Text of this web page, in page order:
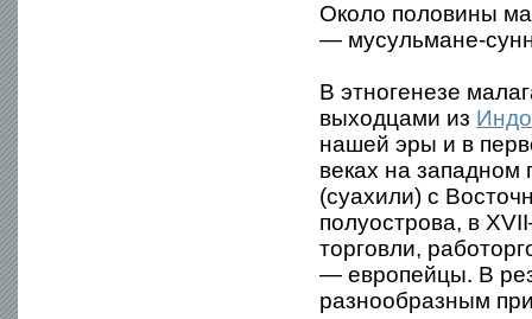
Около половины
— мусульмане-
В этногенезе
выходцами из
нашей эры и в
веках на
(суахили) с
полуострова, в
торговли,
— европейцы. В
разнообразным